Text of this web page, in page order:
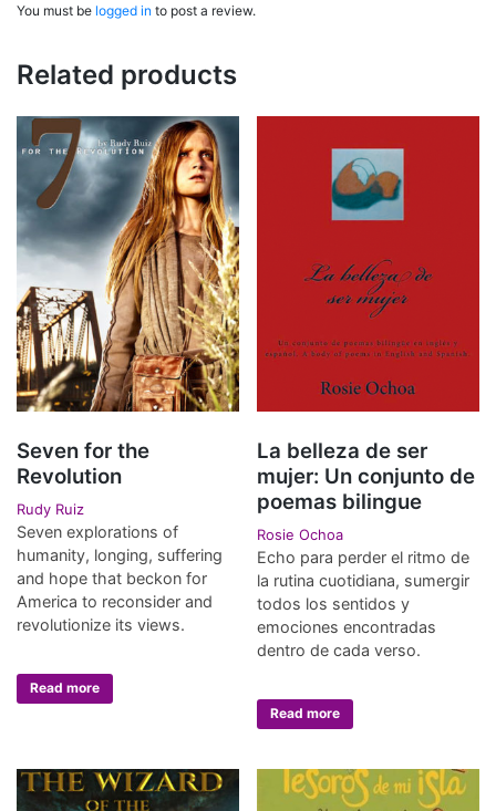
You must be logged in to post a review.
Related products
Seven for the
Revolution
Rudy Ruiz
Seven explorations of
humanity, longing, suffering
and hope that beckon for
America to reconsider and
revolutionize its views.
Read more
La belleza de ser
mujer: Un conjunto de
poemas bilingue
Rosie Ochoa
Echo para perder el ritmo de
la rutina cuotidiana, sumergir
todos los sentidos y
emociones encontradas
dentro de cada verso.
Read more